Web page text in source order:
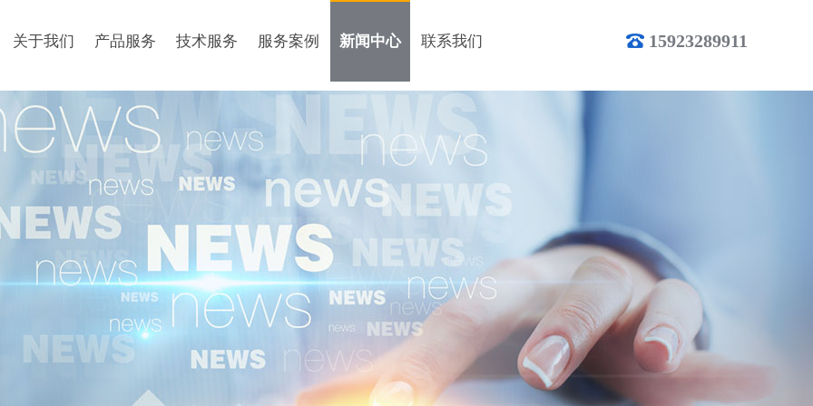
关于我们 产品服务 技术服务 服务案例 新闻中心 联系我们 15923289911